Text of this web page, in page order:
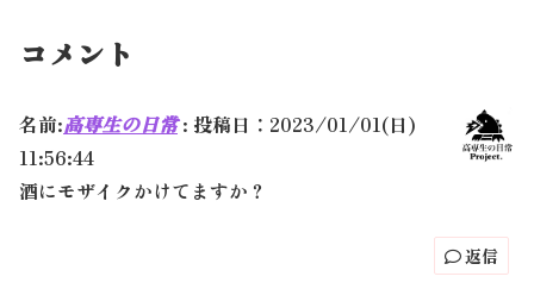
コメント
名前:高専生の日常: 投稿日：2023/01/01(日)
11:56:44
酒にモザイクかけてますか？
返信